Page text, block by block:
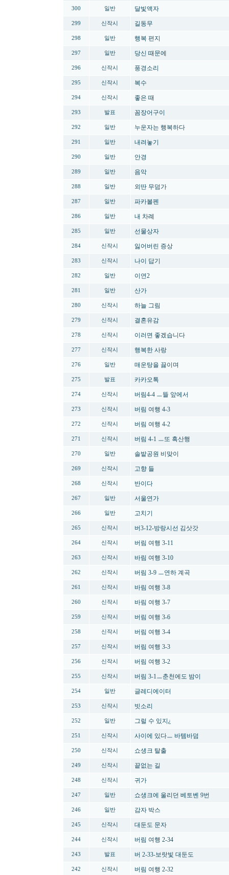
300 일반 달빛액자
299 신작시 길동무
298 일반 행복 편지
297 일반 당신 때문에
296 신작시 풍경소리
295 신작시 복수
294 신작시 좋은 때
293 발표 꼼장어구이
292 일반 누운자는 행복하다
291 일반 내려놓기
290 일반 안경
289 일반 음악
288 일반 외딴 무덤가
287 일반 파카볼펜
286 일반 내 차례
285 일반 선물상자
284 신작시 잃어버린 증상
283 신작시 나이 답기
282 일반 이연2
281 일반 산가
280 신작시 하늘 그림
279 신작시 결혼유감
278 신작시 이러면 좋겠습니다
277 신작시 행복한 사랑
276 일반 매운탕을 끓이며
275 발표 카카오톡
274 신작시 버림4-4 ㅡ뜰 앞에서
273 신작시 버림 여행 4-3
272 신작시 버림 여행 4-2
271 신작시 버림 4-1 ㅡ또 흑산행
270 일반 솔밭공원 비맞이
269 신작시 고향 들
268 신작시 반이다
267 일반 서울연가
266 일반 고치기
265 신작시 버3-12-방랑시선 김삿갓
264 신작시 버림 여행 3-11
263 신작시 바림 여행 3-10
262 신작시 버림 3-9 ㅡ연하 계곡
261 신작시 바림 여행 3-8
260 신작시 바림 여행 3-7
259 신작시 버림 여행 3-6
258 신작시 버림 여행 3-4
257 신작시 버림 여행 3-3
256 신작시 버림 여행 3-2
255 신작시 버림 3-1ㅡ춘천에도 밤이
254 일반 글레디에이터
253 신작시 빗소리
252 일반 그럴 수 있지¿
251 신작시 사이에 있다ㅡ 바템바덤
250 신작시 쇼생크 탈출
249 신작시 끝없는 길
248 신작시 귀가
247 일반 쇼생크에 울리던 베토벤 9번
246 일반 감자 박스
245 신작시 대둔도 문자
244 신작시 버림 여행 2-34
243 발표 버 2-33-보랏빛 대둔도
242 신작시 버림 여행 2-32